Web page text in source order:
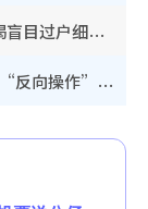
牙线棒乱用随时越清越糟糕！牙医惊揭盲目过户细菌恐致蛀牙：这种才是日常真保养
WhatsApp预设贴图怎么删？揭秘1招“反向操作”还原简洁界面 附3步实测教程